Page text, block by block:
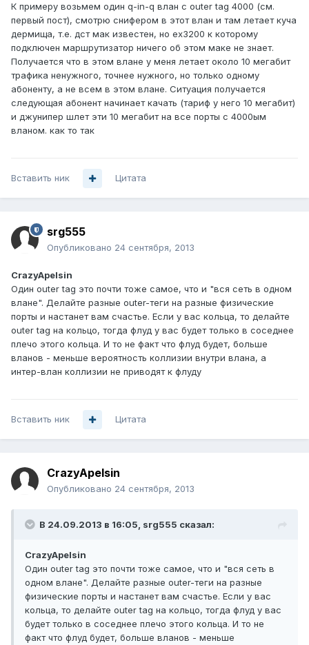
К примеру возьмем один q-in-q влан с outer tag 4000 (см.
первый пост), смотрю снифером в этот влан и там летает куча
дермища, т.е. дст мак известен, но ех3200 к которому
подключен маршрутизатор ничего об этом маке не знает.
Получается что в этом влане у меня летает около 10 мегабит
трафика ненужного, точнее нужного, но только одному
абоненту, а не всем в этом влане. Ситуация получается
следующая абонент начинает качать (тариф у него 10 мегабит)
и джунипер шлет эти 10 мегабит на все порты с 4000ым
вланом. как то так
Вставить ник Цитата
srg555
Опубликовано 24 сентября, 2013
CrazyApelsin
Один outer tag это почти тоже самое, что и "вся сеть в одном
влане". Делайте разные outer-теги на разные физические
порты и настанет вам счастье. Если у вас кольца, то делайте
outer tag на кольцо, тогда флуд у вас будет только в соседнее
плечо этого кольца. И то не факт что флуд будет, больше
вланов - меньше вероятность коллизии внутри влана, а
интер-влан коллизии не приводят к флуду
Вставить ник Цитата
CrazyApelsin
Опубликовано 24 сентября, 2013
В 24.09.2013 в 16:05, srg555 сказал:
CrazyApelsin
Один outer tag это почти тоже самое, что и "вся сеть в
одном влане". Делайте разные outer-теги на разные
физические порты и настанет вам счастье. Если у вас
кольца, то делайте outer tag на кольцо, тогда флуд у вас
будет только в соседнее плечо этого кольца. И то не
факт что флуд будет, больше вланов - меньше